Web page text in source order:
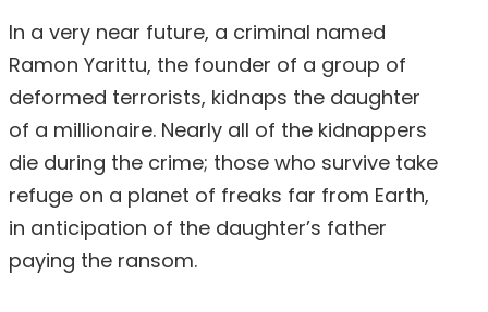
In a very near future, a criminal named
Ramon Yarittu, the founder of a group of
deformed terrorists, kidnaps the daughter
of a millionaire. Nearly all of the kidnappers
die during the crime; those who survive take
refuge on a planet of freaks far from Earth,
in anticipation of the daughter’s father
paying the ransom.